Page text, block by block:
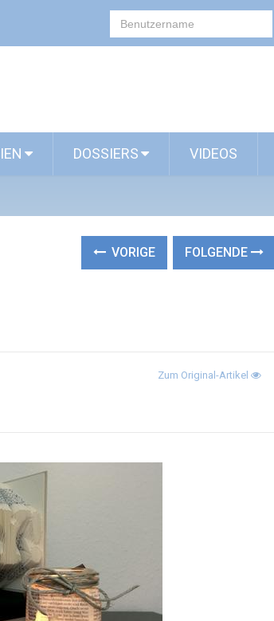
DOSSIERS VIDEOS
VORIGE FOLGENDE
Zum Original-Artikel